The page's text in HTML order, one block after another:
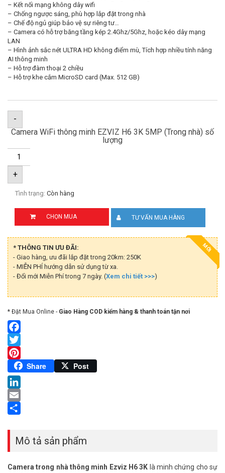
– Kết nối mạng không dây wifi
– Chống ngược sáng, phù hợp lắp đặt trong nhà
– Chế độ ngủ giúp bảo vệ sự riêng tư…
– Camera có hỗ trợ băng tầng kép 2.4Ghz/5Ghz, hoặc kéo dây mạng
LAN
– Hình ảnh sắc nét ULTRA HD không điểm mù, Tích hợp nhiều tính năng
AI thông minh
– Hỗ trợ đàm thoại 2 chiều
– Hỗ trợ khe cắm MicroSD card (Max. 512 GB)
-
Camera WiFi thông minh EZVIZ H6 3K 5MP (Trong nhà) số
lượng
+
Tình trạng: Còn hàng
CHỌN MUA TƯ VẤN MUA HÀNG
MỚI
* THÔNG TIN ƯU ĐÃI:
- Giao hàng, ưu đãi lắp đặt trong 20km: 250K
- MIỄN PHÍ hướng dẫn sử dụng từ xa.
- Đổi mới Miễn Phí trong 7 ngày. (Xem chi tiết >>>)
* Đặt Mua Online - Giao Hàng COD kiểm hàng & thanh toán tận nơi
Facebook
Twitter
Pinterest
Share Post
LinkedIn
Email
Mô tả sản phẩm
Camera trong nhà thông minh Ezviz H6 3K là minh chứng cho sự